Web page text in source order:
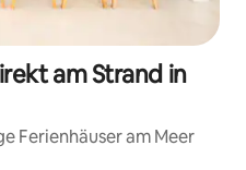
am Strand in
Ferienhäuser am Meer